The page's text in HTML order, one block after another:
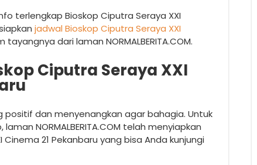
terlengkap Bioskop Ciputra Seraya XXI
jadwal Bioskop Ciputra Seraya XXI
tayangnya dari laman NORMALBERITA.COM.
Ciputra Seraya XXI
positif dan menyenangkan agar bahagia. Untuk
NORMALBERITA.COM telah menyiapkan
21 Pekanbaru yang bisa Anda kunjungi